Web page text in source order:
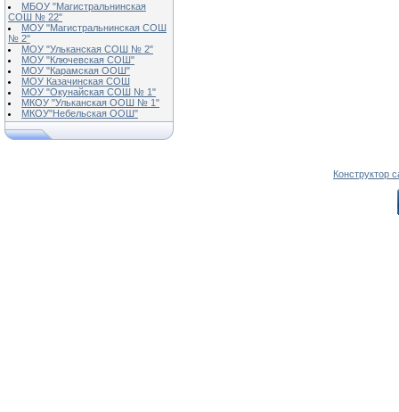
МБОУ "Магистральнинская
СОШ № 22"
МОУ "Магистральнинская СОШ
№ 2"
МОУ "Ульканская СОШ № 2"
МОУ "Ключевская СОШ"
МОУ "Карамская ООШ"
МОУ Казачинская СОШ
МОУ "Окунайская СОШ № 1"
МКОУ "Ульканская ООШ № 1"
МКОУ"Небельская ООШ"
Конструктор